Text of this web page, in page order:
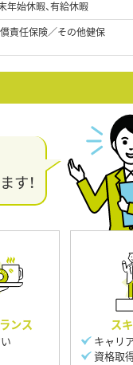
年始休暇、有給休暇
責任保険／その他健保
す！
ンス ス
キャリ
資格取